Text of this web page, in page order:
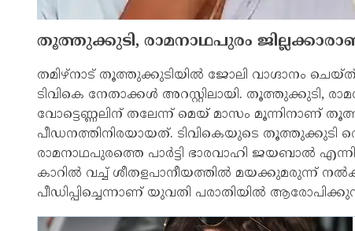
തൂത്തുക്കുടി, രാമനാഥപുരം
തമിഴ്‌നാട് തൂത്തുക്കുടിയില്‍ ജോലി വാഗ്ദാനം ചെയ്ത്
ടിവികെ നേതാക്കള്‍ അറസ്റ്റിലായി. തൂത്തുക്കുടി,
വോട്ടെണ്ണലിന് തലേന്ന് മെയ് മാസം മൂന്നിനാണ്
പീഡനത്തിനിരയായത്. ടിവികെയുടെ
രാമനാഥപുരത്തെ പാര്‍ട്ടി ഭാരവാഹി ജയബാല്‍
കാറില്‍ വച്ച് ശീതളപാനീയത്തില്‍ മയക്കുമരുന്ന്
പീഡിപ്പിച്ചെന്നാണ് യുവതി പരാതിയില്‍